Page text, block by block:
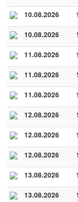
10.08.2026
10.08.2026
11.08.2026
11.08.2026
11.08.2026
12.08.2026
12.08.2026
12.08.2026
13.08.2026
13.08.2026